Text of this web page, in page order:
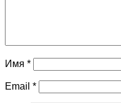
Имя *
Email *